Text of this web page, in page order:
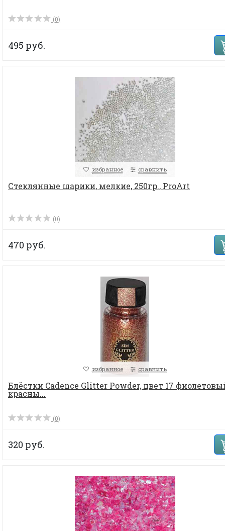
(0)
495 руб.
избранное сравнить
Стеклянные шарики, мелкие, 250гр., ProArt
(0)
470 руб.
избранное сравнить
Блёстки Cadence Glitter Powder, цвет 17
красны...
(0)
320 руб.